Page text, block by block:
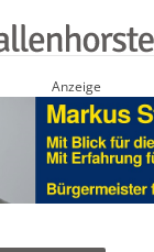
Anzeige